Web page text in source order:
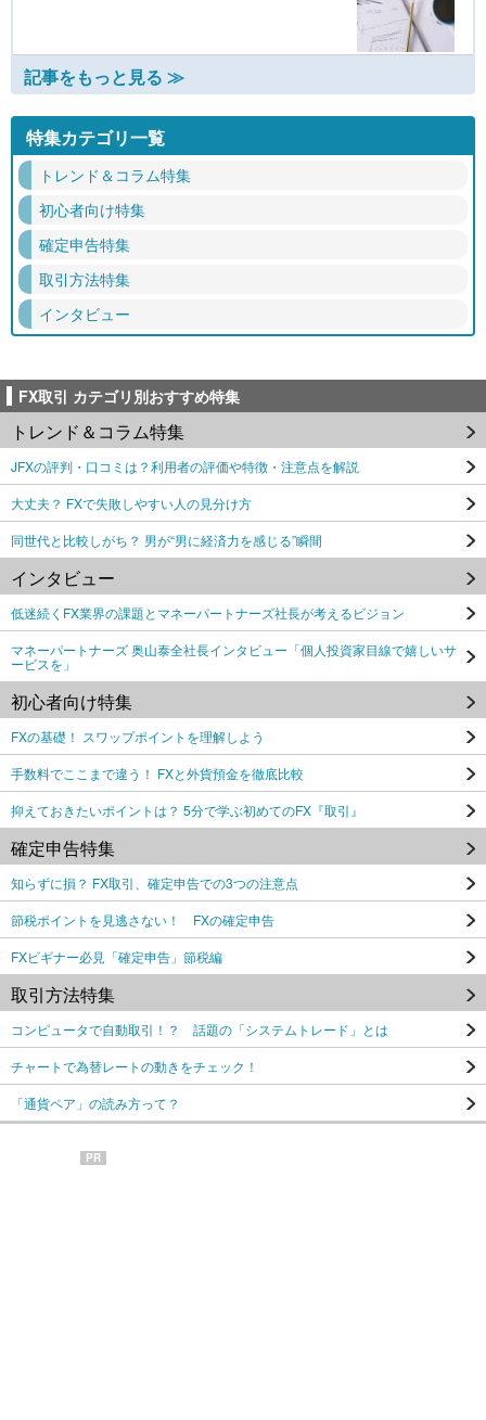
記事をもっと見る ≫
特集カテゴリ一覧
トレンド＆コラム特集
初心者向け特集
確定申告特集
取引方法特集
インタビュー
FX取引 カテゴリ別おすすめ特集
トレンド＆コラム特集
JFXの評判・口コミは？利用者の評価や特徴・注意点を解説
大丈夫？ FXで失敗しやすい人の見分け方
同世代と比較しがち？ 男が“男に経済力を感じる”瞬間
インタビュー
低迷続くFX業界の課題とマネーパートナーズ社長が考えるビジョン
マネーパートナーズ 奥山泰全社長インタビュー「個人投資家目線で嬉しいサ
ービスを」
初心者向け特集
FXの基礎！ スワップポイントを理解しよう
手数料でここまで違う！ FXと外貨預金を徹底比較
抑えておきたいポイントは？ 5分で学ぶ初めてのFX『取引』
確定申告特集
知らずに損？ FX取引、確定申告での3つの注意点
節税ポイントを見逃さない！ FXの確定申告
FXビギナー必見「確定申告」節税編
取引方法特集
コンピュータで自動取引！？ 話題の「システムトレード」とは
チャートで為替レートの動きをチェック！
「通貨ペア」の読み方って？
PR